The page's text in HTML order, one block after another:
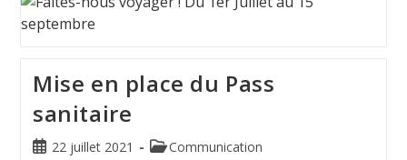
Mise en place du Pass
sanitaire
22 juillet 2021 Communication